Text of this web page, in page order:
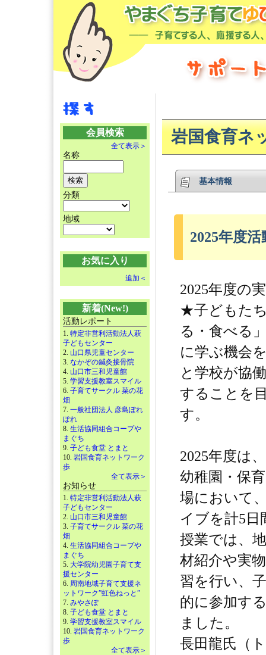
会員検索
全て表示＞
名称
分類
地域
お気に入り
追加＜
新着(New!)
活動レポート
1. 特定非営利活動法人萩
子どもセンター
2. 山口県児童センター
3. なかぞの鍼灸接骨院
4. 山口市三和児童館
5. 学習支援教室スマイル
6. 子育てサークル 菜の花
畑
7. 一般社団法人 彦島ぽれ
ぽれ
8. 生活協同組合コープや
まぐち
9. 子ども食堂 とまと
10. 岩国食育ネットワーク
歩
全て表示＞
お知らせ
1. 特定非営利活動法人萩
子どもセンター
2. 山口市三和児童館
3. 子育てサークル 菜の花
畑
4. 生活協同組合コープや
まぐち
5. 大学院幼児園子育て支
援センター
6. 周南地域子育て支援ネ
ットワーク”虹色ねっと”
7. みやさぽ
8. 子ども食堂 とまと
9. 学習支援教室スマイル
10. 岩国食育ネットワーク
歩
全て表示＞
岩国食育ネ
基本情報
2025年度活
2025年度の
★子どもた
る・食べる
に学ぶ機会
と学校が協
することを
す。
2025年度は
幼稚園・保
場において
イブを計5日
授業では、
材紹介や実
習を行い、
的に参加す
ました。
長田龍氏（